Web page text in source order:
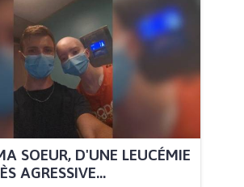
SOEUR, D'UNE LEUCÉMIE
AGRESSIVE...